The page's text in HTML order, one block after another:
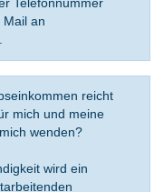
Telefonnummer
an
.
reicht
mich und meine
wenden?
wird ein